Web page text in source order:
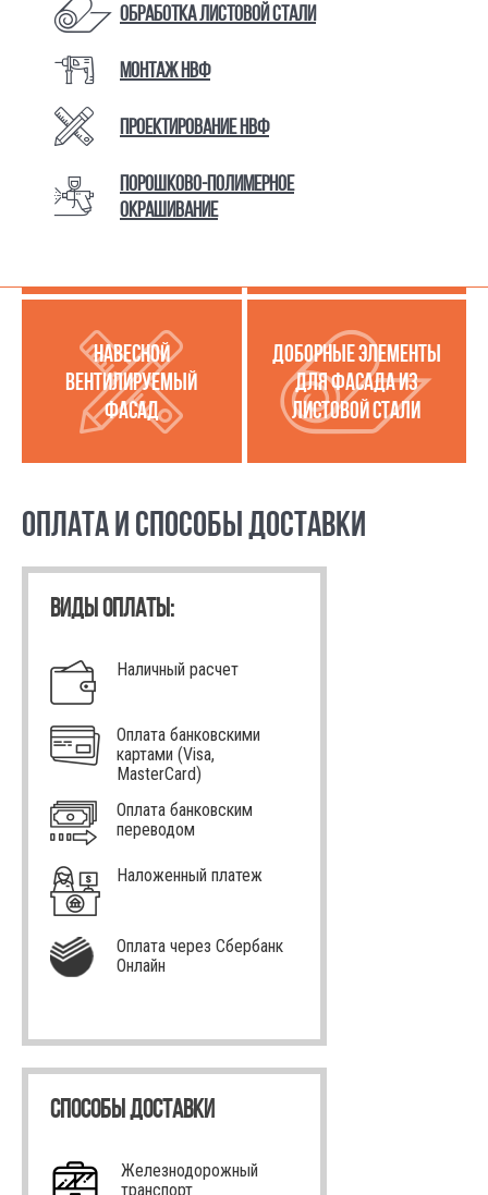
Обработка листовой стали
Монтаж НВФ
Проектирование НВФ
Порошково-полимерное
окрашивание
КАТАЛОГ ТОВАРОВ И УСЛУГ
УСЛУГИ ПО РАБОТЕ С
ЛИСТОВОЙ СТАЛЬЮ
МЕТАЛЛОКАССЕТЫ
НАВЕСНОЙ
ВЕНТИЛИРУЕМЫЙ
ФАСАД
ДОБОРНЫЕ ЭЛЕМЕНТЫ
ДЛЯ ФАСАДА ИЗ
ЛИСТОВОЙ СТАЛИ
ОПЛАТА И СПОСОБЫ ДОСТАВКИ
ВИДЫ ОПЛАТЫ:
Наличный расчет
Оплата банковскими
картами (Visa,
MasterCard)
Оплата банковским
переводом
Наложенный платеж
Оплата через Сбербанк
Онлайн
СПОСОБЫ ДОСТАВКИ
Железнодорожный
транспорт